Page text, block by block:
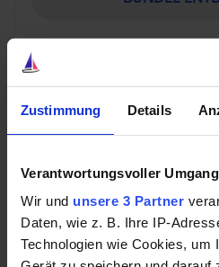
Zustimmung Details
Verantwortungsvoller
Wir und unsere 3 Partner
Daten, wie z. B. Ihre IP-
Technologien wie Cookies, um
Dividendenaktien. Wenn du
von der Aktie vonGeneral
jetzt dein Zeitpunkt
dein Ziel ist, so solltest du
könnte man versuchen zu
Dividendenrendite erhalten
denk an mein Kreditbeispiel: